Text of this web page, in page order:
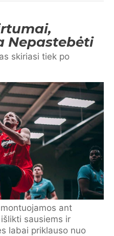
Nepastebėti
skiriasi tiek po
ant
sausiems ir
labai priklauso nuo